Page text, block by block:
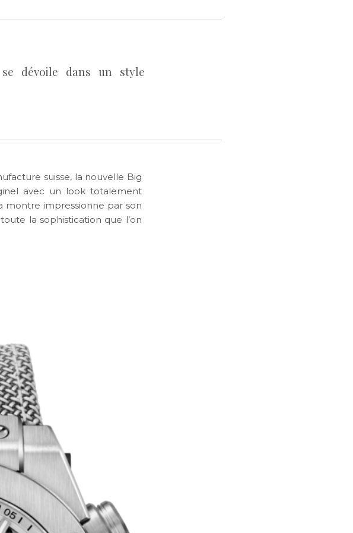
dévoile dans un style
suisse, la nouvelle Big
avec un look totalement
montre impressionne par son
la sophistication que l’on